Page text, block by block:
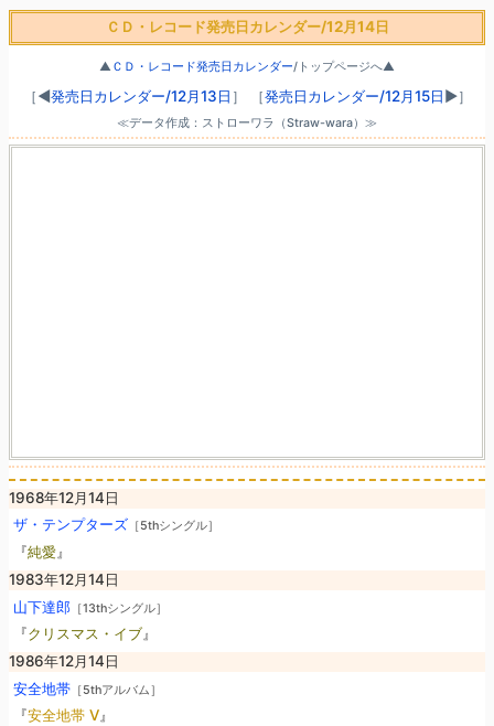
ＣＤ・レコード発売日カレンダー/12月14日
▲ＣＤ・レコード発売日カレンダー/トップページへ▲
［◀発売日カレンダー/12月13日 ］ ［発売日カレンダー/12月15日▶］
≪データ作成：ストローワラ（Straw-wara）≫
1968年12月14日
ザ・テンプターズ ［5thシングル］
『純愛』
1983年12月14日
山下達郎 ［13thシングル］
『クリスマス・イブ』
1986年12月14日
安全地帯 ［5thアルバム］
『安全地帯 V』